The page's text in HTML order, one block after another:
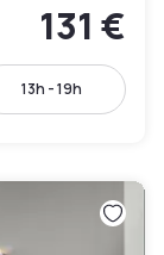
131 €
13h - 19h